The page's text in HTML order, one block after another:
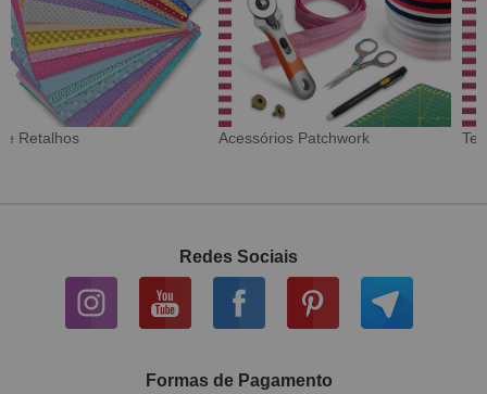
Tecido Digital Sarja Impermeável
Redes Sociais
Formas de Pagamento